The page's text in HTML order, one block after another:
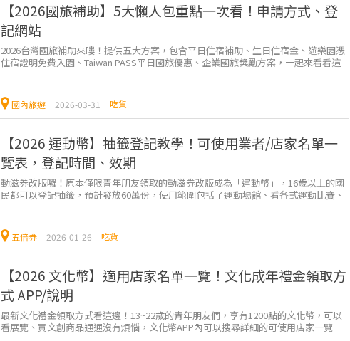
【2026國旅補助】5大懶人包重點一次看！申請方式、登
記網站
2026台灣國旅補助來嘍！提供五大方案，包含平日住宿補助、生日住宿金、遊樂園憑
住宿證明免費入園、Taiwan PASS平日國旅優惠、企業國旅獎勵方案，一起來看看這
國內旅遊 2026-03-31 吃貨
【2026 運動幣】抽籤登記教學！可使用業者/店家名單一
覽表，登記時間、效期
動滋券改版囉！原本僅限青年朋友領取的動滋券改版成為「運動幣」，16歲以上的國
民都可以登記抽籤，預計發放60萬份，使用範圍包括了運動場館、看各式運動比賽、
五倍券 2026-01-26 吃貨
【2026 文化幣】適用店家名單一覽！文化成年禮金領取方
式 APP/說明
最新文化禮金領取方式看這邊！13~22歲的青年朋友們，享有1200點的文化幣，可以
看展覽、買文創商品通通沒有煩惱，文化幣APP內可以搜尋詳細的可使用店家一覽